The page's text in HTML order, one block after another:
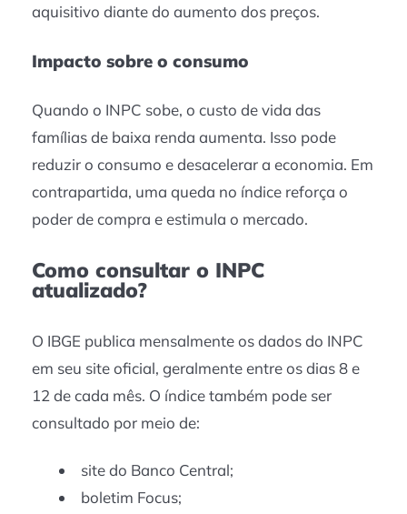
aquisitivo diante do aumento dos preços.
Impacto sobre o consumo
Quando o INPC sobe, o custo de vida das
famílias de baixa renda aumenta. Isso pode
reduzir o consumo e desacelerar a economia. Em
contrapartida, uma queda no índice reforça o
poder de compra e estimula o mercado.
Como consultar o INPC
atualizado?
O IBGE publica mensalmente os dados do INPC
em seu site oficial, geralmente entre os dias 8 e
12 de cada mês. O índice também pode ser
consultado por meio de:
site do Banco Central;
boletim Focus;